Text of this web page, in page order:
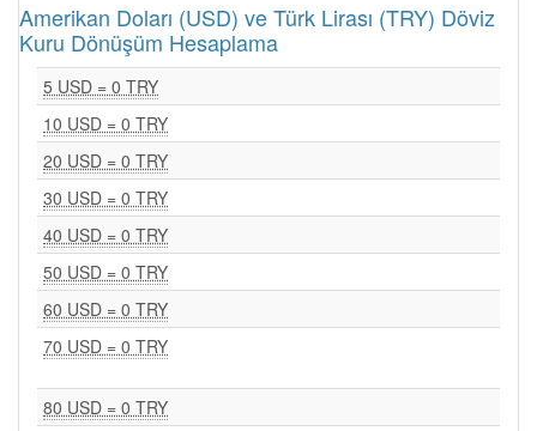
Amerikan Doları (USD) ve Türk Lirası (TRY) Döviz
Kuru Dönüşüm Hesaplama
5 USD = 0 TRY
10 USD = 0 TRY
20 USD = 0 TRY
30 USD = 0 TRY
40 USD = 0 TRY
50 USD = 0 TRY
60 USD = 0 TRY
70 USD = 0 TRY
80 USD = 0 TRY